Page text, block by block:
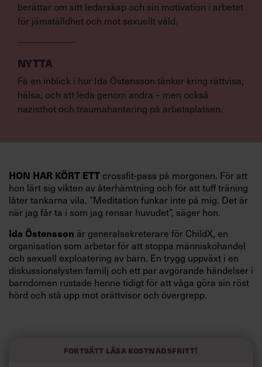
berättar om sitt ledarskap och sin motivation i arbetet
för jämställdhet och mot sexuellt våld.
NYTTA
Få en inblick i hur Ida Östensson tänker kring rättvisa,
hälsa, och att leda genom andra – men också
nazisthot och traumahantering på arbetsplatsen.
HON HAR KÖRT ETT crossfit-pass på morgonen. För att
hon lärt sig vikten av återhämtning och för att tuff träning
låter tankarna vila. ”Meditation funkar inte på mig. Det är
när jag får ta i som jag rensar huvudet”, säger hon.
Ida Östensson är generalsekreterare för ChildX, en
organisation som arbetar för att stoppa människohandel
och sexuell exploatering av barn. En trygg uppväxt i en
diskussionslysten familj och ett par avgörande händelser i
barndomen rustade henne tidigt för att våga göra sin röst
hörd och stå upp mot orättvisor och övergrepp.
”Jag ältar inte problem, jag löser dem”, säger hon.
Fortsätt läsa kostnadsfritt!